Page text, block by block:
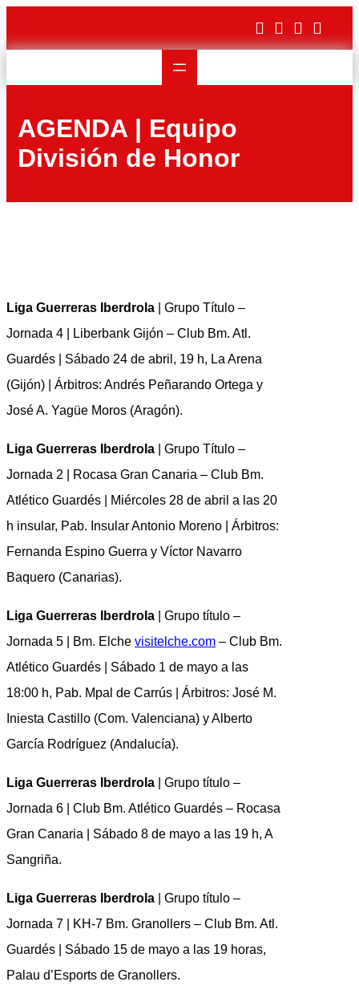
contenido
AGENDA | Equipo
División de Honor
Liga Guerreras Iberdrola | Grupo Título –
Jornada 4 | Liberbank Gijón – Club Bm. Atl.
Guardés | Sábado 24 de abril, 19 h, La Arena
(Gijón) | Árbitros: Andrés Peñarando Ortega y
José A. Yagüe Moros (Aragón).
Liga Guerreras Iberdrola | Grupo Título –
Jornada 2 | Rocasa Gran Canaria – Club Bm.
Atlético Guardés | Miércoles 28 de abril a las 20
h insular, Pab. Insular Antonio Moreno | Árbitros:
Fernanda Espino Guerra y Víctor Navarro
Baquero (Canarias).
Liga Guerreras Iberdrola | Grupo título –
Jornada 5 | Bm. Elche visitelche.com – Club Bm.
Atlético Guardés | Sábado 1 de mayo a las
18:00 h, Pab. Mpal de Carrús | Árbitros: José M.
Iniesta Castillo (Com. Valenciana) y Alberto
García Rodríguez (Andalucía).
Liga Guerreras Iberdrola | Grupo título –
Jornada 6 | Club Bm. Atlético Guardés – Rocasa
Gran Canaria | Sábado 8 de mayo a las 19 h, A
Sangriña.
Liga Guerreras Iberdrola | Grupo título –
Jornada 7 | KH-7 Bm. Granollers – Club Bm. Atl.
Guardés | Sábado 15 de mayo a las 19 horas,
Palau d’Esports de Granollers.